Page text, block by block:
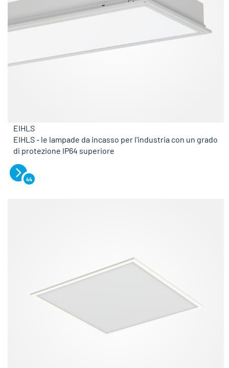
EIHLS
EIHLS - le lampade da incasso per l'industria con un grado
di protezione IP64 superiore
44